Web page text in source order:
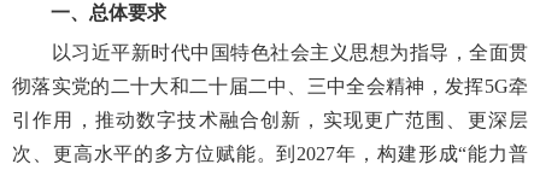
一、总体要求
以习近平新时代中国特色社会主义思想为指导，全面贯
彻落实党的二十大和二十届二中、三中全会精神，发挥5G牵
引作用，推动数字技术融合创新，实现更广范围、更深层
次、更高水平的多方位赋能。到2027年，构建形成“能力普